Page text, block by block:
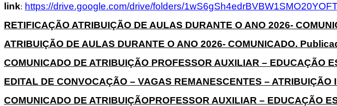
link: https://drive.google.com/drive/folders/
RETIFICAÇÃO ATRIBUIÇÃO DE AULAS DURANTE O ANO 2026-
ATRIBUIÇÃO DE AULAS DURANTE O ANO 2026- COMUNICADO.
COMUNICADO DE ATRIBUIÇÃO PROFESSOR AUXILIAR – EDUCAÇÃO
EDITAL DE CONVOCAÇÃO – VAGAS REMANESCENTES –
COMUNICADO DE ATRIBUIÇÃOPROFESSOR AUXILIAR – EDUCAÇÃO